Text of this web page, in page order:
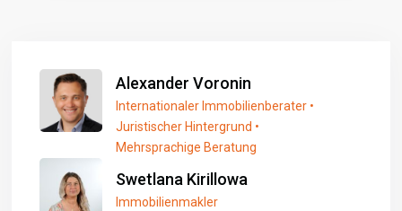
Alexander Voronin
Internationaler Immobilienberater •
Juristischer Hintergrund •
Mehrsprachige Beratung
Swetlana Kirillowa
Immobilienmakler